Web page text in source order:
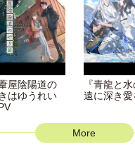
屋陰陽道の
はゆうれい
『青龍と
遠に深き
More